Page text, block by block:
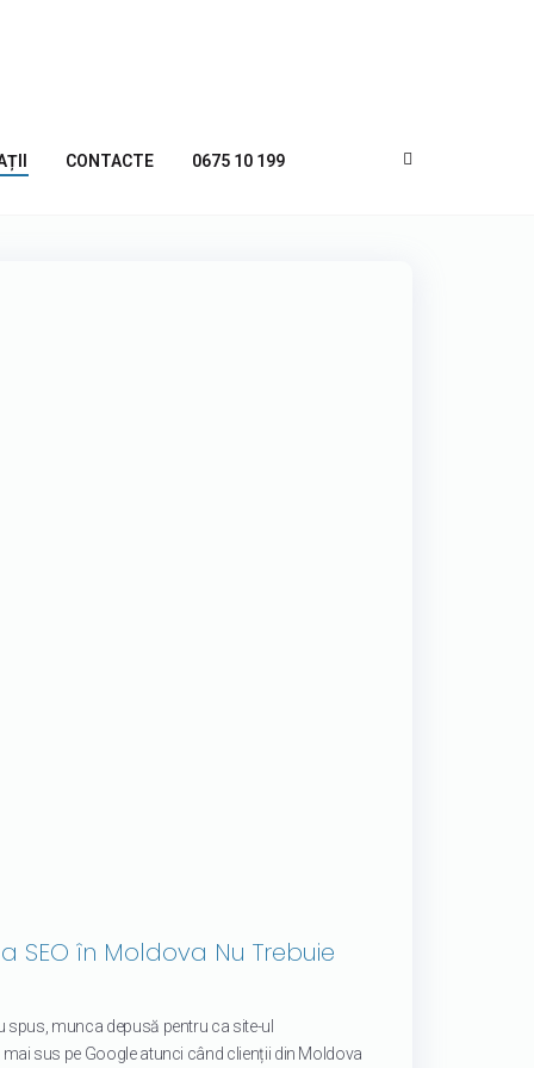
CONTACTE 0675 10 199
SEO în Moldova Nu Trebuie
spus, munca depusă pentru ca site-ul
sus pe Google atunci când clienții din Moldova